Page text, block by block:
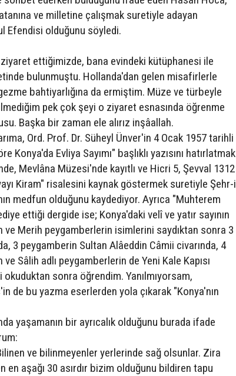
ve milletine çalışmak suretiyle adayan
Efendisi olduğunu söyledi.
ettiğimizde, bana evindeki kütüphanesi ile
bulunmuştu. Hollanda'dan gelen misafirlerle
bahtiyarlığına da ermiştim. Müze ve türbeyle
pek çok şeyi o ziyaret esnasında öğrenme
Başka bir zaman ele alırız inşâallah.
Ord. Prof. Dr. Süheyl Ünver'in 4 Ocak 1957 tarihli
Evliya Sayımı" başlıklı yazısını hatırlatmak
Mevlâna Müzesi'nde kayıtlı ve Hicri 5, Şevval 1312
Kiram" risalesini kaynak göstermek suretiyle Şehr-i
medfun olduğunu kaydediyor. Ayrıca "Muhterem
ettiği dergide ise; Konya'daki velî ve yatır sayının
Merih peygamberlerin isimlerini saydıktan sonra 3
3 peygamberin Sultan Alâeddin Câmii civarında, 4
Sâlih adlı peygamberlerin de Yeni Kale Kapısı
sonra öğrendim. Yanılmıyorsam,
de bu yazma eserlerden yola çıkarak "Konya'nın
yaşamanın bir ayrıcalık olduğunu burada ifade
ve bilinmeyenler yerlerinde sağ olsunlar. Zira
en aşağı 30 asırdır bizim olduğunu bildiren tapu